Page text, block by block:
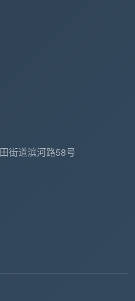
效果展示
户型为例，天均安洁保洁
清除
）
街道滨河路58号